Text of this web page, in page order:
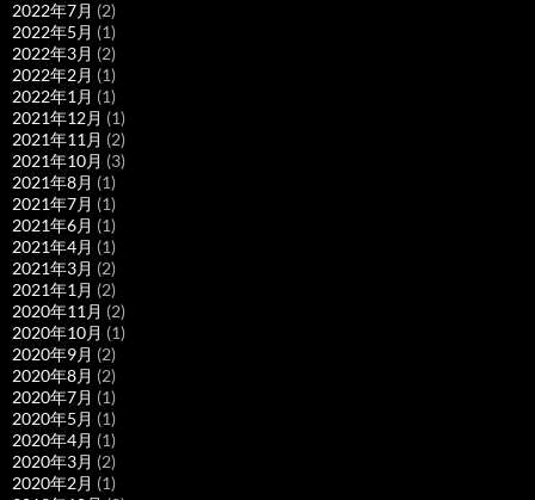
2022年7月 (2)
2022年5月 (1)
2022年3月 (2)
2022年2月 (1)
2022年1月 (1)
2021年12月 (1)
2021年11月 (2)
2021年10月 (3)
2021年8月 (1)
2021年7月 (1)
2021年6月 (1)
2021年4月 (1)
2021年3月 (2)
2021年1月 (2)
2020年11月 (2)
2020年10月 (1)
2020年9月 (2)
2020年8月 (2)
2020年7月 (1)
2020年5月 (1)
2020年4月 (1)
2020年3月 (2)
2020年2月 (1)